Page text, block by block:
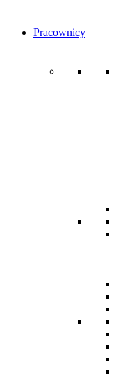
Pracownicy